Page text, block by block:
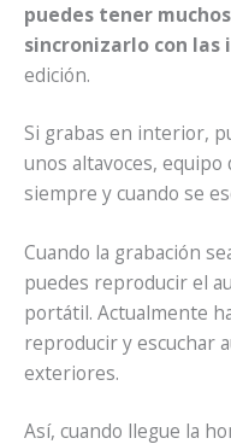
puedes tener
sincronizarlo con las
edición.
Si grabas en interior,
unos altavoces,
siempre y cuando se
Cuando la grabación
puedes reproducir el
portátil. Actualmente
reproducir y escuchar
exteriores.
Así, cuando llegue la